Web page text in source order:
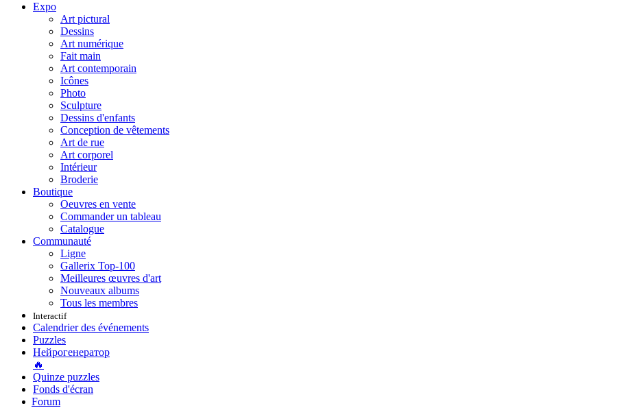
Expo
Art pictural
Dessins
Art numérique
Fait main
Art contemporain
Icônes
Photo
Sculpture
Dessins d'enfants
Conception de vêtements
Art de rue
Art corporel
Intérieur
Broderie
Boutique
Oeuvres en vente
Commander un tableau
Catalogue
Communauté
Ligne
Gallerix Top-100
Meilleures œuvres d'art
Nouveaux albums
Tous les membres
Interactif
Calendrier des événements
Puzzles
Нейрогенератор
🔥
Quinze puzzles
Fonds d'écran
Forum